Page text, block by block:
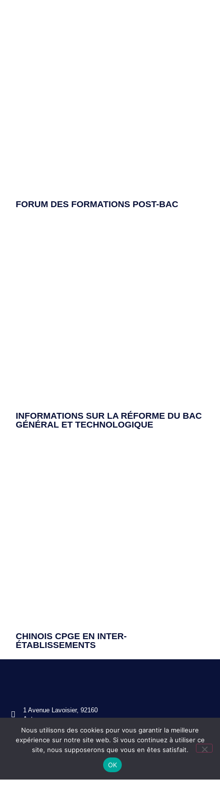
FORUM DES FORMATIONS POST-BAC
INFORMATIONS SUR LA RÉFORME DU BAC
GÉNÉRAL ET TECHNOLOGIQUE
CHINOIS CPGE EN INTER-
ÉTABLISSEMENTS
1 Avenue Lavoisier, 92160
Antony
01 46 11 49 80
ce.0920130s@ac-versailles.fr
Nous utilisons des cookies pour vous garantir la meilleure
expérience sur notre site web. Si vous continuez à utiliser ce
site, nous supposerons que vous en êtes satisfait.
OK